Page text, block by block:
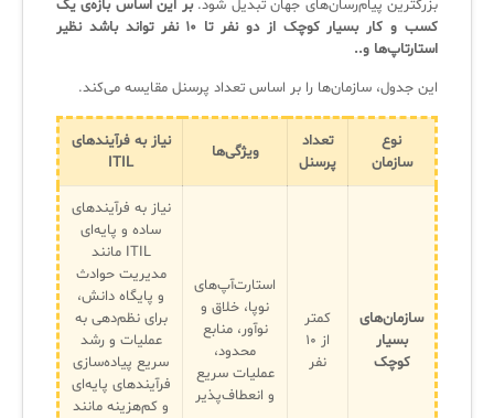
بزرگترین پیام‌رسان‌های جهان تبدیل شود.بر این اساس بازه‌ی یک
کسب و کار بسیار کوچک از دو نفر تا ۱۰ نفر تواند باشد نظیر
استارتاپ‌ها و..
این جدول، سازمان‌ها را بر اساس تعداد پرسنل مقایسه می‌کند.
نوع
سازمان
تعداد
پرسنل
ویژگی‌ها
نیاز به فرآیندهای
ITIL
سازمان‌های
بسیار
کوچک
کمتر
از ۱۰
نفر
استارت‌آپ‌های
نوپا، خلاق و
نوآور، منابع
محدود،
عملیات سریع
و انعطاف‌پذیر
نیاز به فرآیندهای
ساده و پایه‌ای
ITIL مانند
مدیریت حوادث
و پایگاه دانش،
برای نظم‌دهی به
عملیات و رشد
سریع پیاده‌سازی
فرآیندهای پایه‌ای
و کم‌هزینه مانند
سامانه مدیریت و مانیتورینگ شبکه
سامانه آزمون آنلاین